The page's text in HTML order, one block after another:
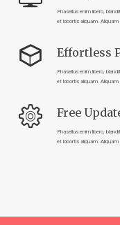
Phasellus enim libero,
et lobortis aliquam. Aliquam
Effortless
Phasellus enim libero,
et lobortis aliquam. Aliquam
Free
Phasellus enim libero,
et lobortis aliquam. Aliquam